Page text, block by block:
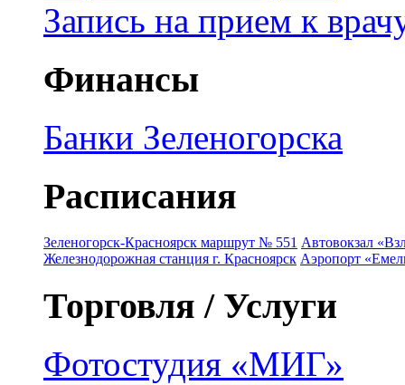
Запись на прием к
Финансы
Банки Зеленогорска
Расписания
Зеленогорск-Красноярск маршрут № 551 Автовокзал
Железнодорожная станция г. Красноярск Аэропорт
Торговля / Услуги
Фотостудия «МИГ»